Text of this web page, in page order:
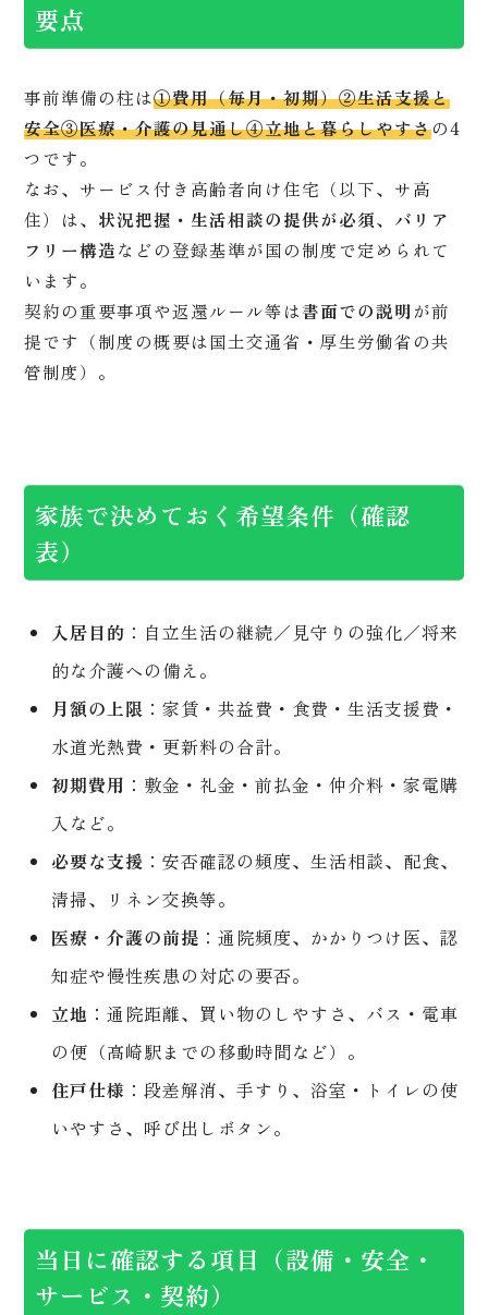
要点
事前準備の柱は①費用（毎月・初期）②生活支援と
安全③医療・介護の見通し④立地と暮らしやすさの4
つです。
なお、サービス付き高齢者向け住宅（以下、サ高
住）は、 状況把握・生活相談の提供が必須、 バリア
フリー構造などの登録基準が国の制度で定められて
います。
契約の重要事項や返還ルール等は書面での説明が前
提です（制度の概要は国土交通省・厚生労働省の共
管制度）。
家族で決めておく希望条件（確認
表）
入居目的 ：自立生活の継続／見守りの強化／将来
的な介護への備え。
月額の上限 ：家賃・共益費・食費・生活支援費・
水道光熱費・更新料の合計。
初期費用 ：敷金・礼金・前払金・仲介料・家電購
入など。
必要な支援 ：安否確認の頻度、生活相談、配食、
清掃、リネン交換等。
医療・介護の前提 ：通院頻度、かかりつけ医、認
知症や慢性疾患の対応の要否。
立地 ：通院距離、買い物のしやすさ、バス・電車
の便（高崎駅までの移動時間など）。
住戸仕様 ：段差解消、手すり、浴室・トイレの使
いやすさ、呼び出しボタン。
当日に確認する項目（設備・安全・
サービス・契約）